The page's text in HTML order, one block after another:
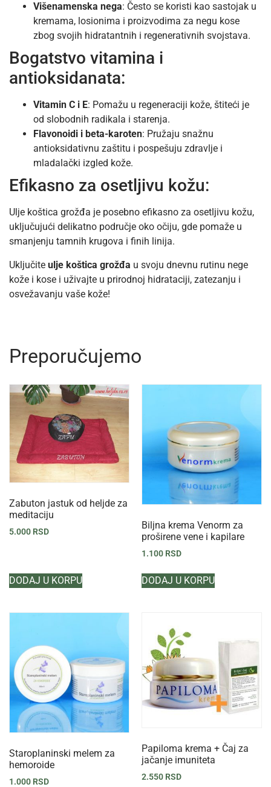
Višenamenska nega: Često se koristi kao sastojak u
kremama, losionima i proizvodima za negu kose
zbog svojih hidratantnih i regenerativnih svojstava.
Bogatstvo vitamina i
antioksidanata:
Vitamin C i E: Pomažu u regeneraciji kože, štiteći je
od slobodnih radikala i starenja.
Flavonoidi i beta-karoten: Pružaju snažnu
antioksidativnu zaštitu i pospešuju zdravlje i
mladalački izgled kože.
Efikasno za osetljivu kožu:
Ulje koštica grožđa je posebno efikasno za osetljivu kožu,
uključujući delikatno područje oko očiju, gde pomaže u
smanjenju tamnih krugova i finih linija.
Uključite ulje koštica grožđa u svoju dnevnu rutinu nege
kože i kose i uživajte u prirodnoj hidrataciji, zatezanju i
osvežavanju vaše kože!
Preporučujemo
Zabuton jastuk od heljde za
meditaciju
5.000 RSD
DODAJ U KORPU
Biljna krema Venorm za
proširene vene i kapilare
1.100 RSD
DODAJ U KORPU
Staroplaninski melem za
hemoroide
1.000 RSD
Papiloma krema + Čaj za
jačanje imuniteta
2.550 RSD